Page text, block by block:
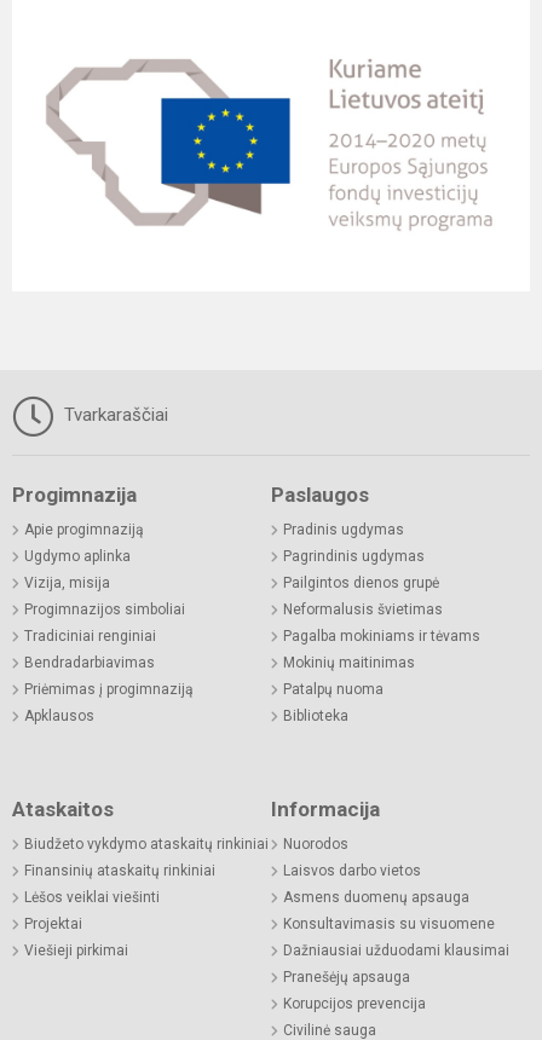
Tvarkaraščiai
Progimnazija
Apie progimnaziją
Ugdymo aplinka
Vizija, misija
Progimnazijos simboliai
Tradiciniai renginiai
Bendradarbiavimas
Priėmimas į progimnaziją
Apklausos
Paslaugos
Pradinis ugdymas
Pagrindinis ugdymas
Pailgintos dienos grupė
Neformalusis švietimas
Pagalba mokiniams ir tėvams
Mokinių maitinimas
Patalpų nuoma
Biblioteka
Ataskaitos
Biudžeto vykdymo ataskaitų rinkiniai
Finansinių ataskaitų rinkiniai
Lėšos veiklai viešinti
Projektai
Viešieji pirkimai
Informacija
Nuorodos
Laisvos darbo vietos
Asmens duomenų apsauga
Konsultavimasis su visuomene
Dažniausiai užduodami klausimai
Pranešėjų apsauga
Korupcijos prevencija
Civilinė sauga